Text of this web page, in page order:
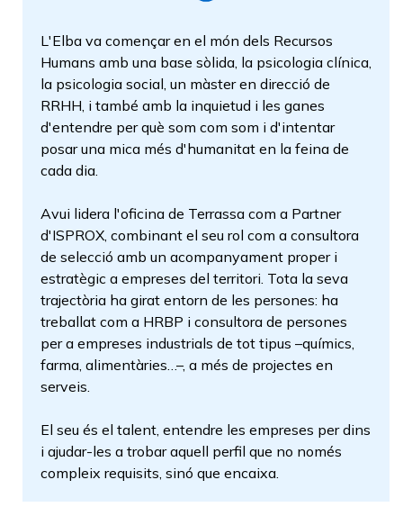
L'Elba va començar en el món dels Recursos
Humans amb una base sòlida, la psicologia clínica,
la psicologia social, un màster en direcció de
RRHH, i també amb la inquietud i les ganes
d'entendre per què som com som i d'intentar
posar una mica més d'humanitat en la feina de
cada dia.
Avui lidera l'oficina de Terrassa com a Partner
d'ISPROX, combinant el seu rol com a consultora
de selecció amb un acompanyament proper i
estratègic a empreses del territori. Tota la seva
trajectòria ha girat entorn de les persones: ha
treballat com a HRBP i consultora de persones
per a empreses industrials de tot tipus –químics,
farma, alimentàries…–, a més de projectes en
serveis.
El seu és el talent, entendre les empreses per dins
i ajudar-les a trobar aquell perfil que no només
compleix requisits, sinó que encaixa.